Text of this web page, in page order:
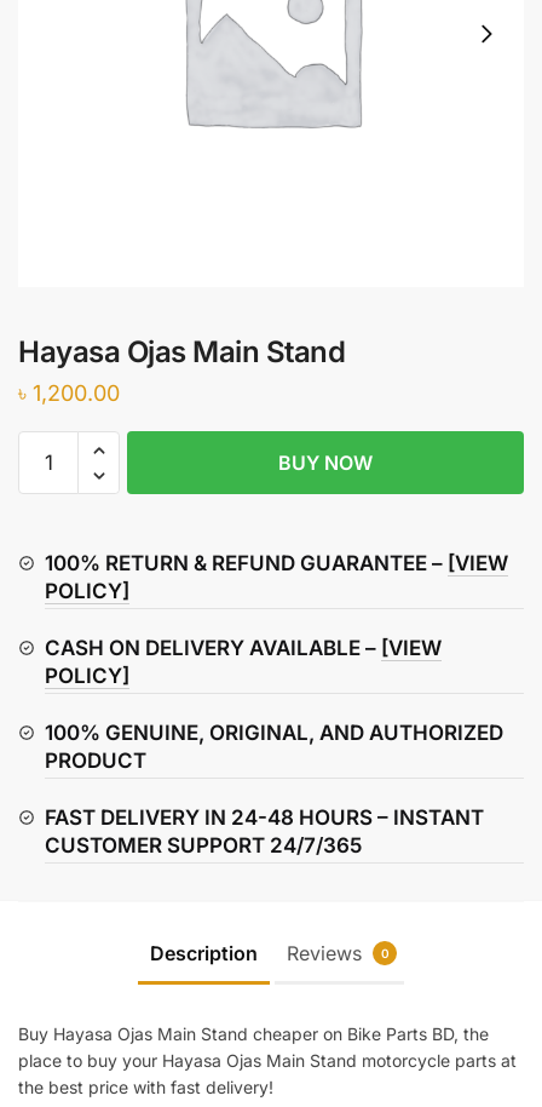
Hayasa Ojas Main Stand
৳ 1,200.00
Ojas
quantity
BUY NOW
100% RETURN & REFUND GUARANTEE – [VIEW
POLICY]
CASH ON DELIVERY AVAILABLE – [VIEW
POLICY]
100% GENUINE, ORIGINAL, AND AUTHORIZED
PRODUCT
FAST DELIVERY IN 24-48 HOURS – INSTANT
CUSTOMER SUPPORT 24/7/365
Description Reviews 0
Buy Hayasa Ojas Main Stand cheaper on Bike Parts BD, the
place to buy your Hayasa Ojas Main Stand motorcycle parts at
the best price with fast delivery!